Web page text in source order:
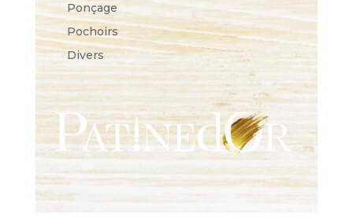
Ponçage
Pochoirs
Divers